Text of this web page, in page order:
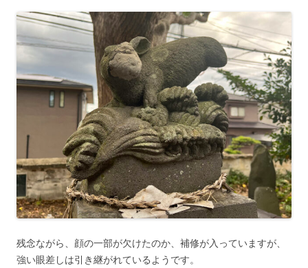
残念ながら、顔の一部が欠けたのか、補修が入っていますが、
強い眼差しは引き継がれているようです。